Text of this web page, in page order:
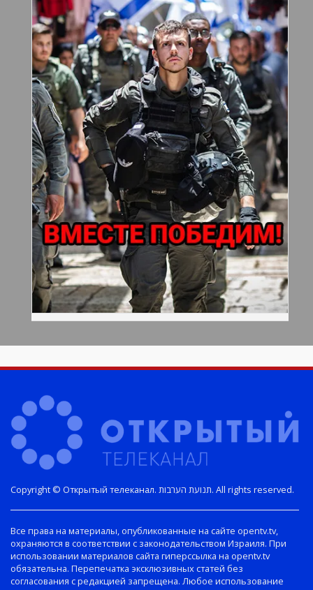
Copyright © Открытый телеканал. תנועת הערבות. All rights reserved.
Все права на материалы, опубликованные на сайте opentv.tv,
охраняются в соответствии с законодательством Израиля. При
использовании материалов сайта гиперссылка на opentv.tv
обязательна. Перепечатка эксклюзивных статей без
согласования с редакцией запрещена. Любое использование